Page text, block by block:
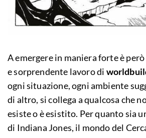
A emergere in maniera forte è
e sorprendente lavoro di
ogni situazione, ogni ambiente
di altro, si collega a qualcosa che
esiste o è esistito. Per quanto sia
di Indiana Jones, il mondo del